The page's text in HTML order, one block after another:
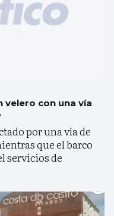
velero con una vía
por una vía de
que el barco
servicios de